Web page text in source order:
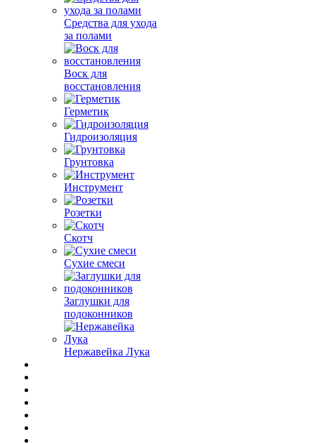
Средства для ухода
за полами
Воск для
восстановления
Герметик
Гидроизоляция
Грунтовка
Инструмент
Розетки
Скотч
Сухие смеси
Заглушки для
подоконников
Нержавейка Лука